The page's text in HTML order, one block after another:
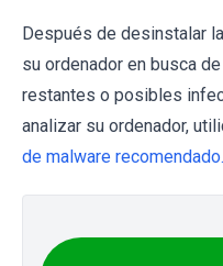
Después de desinstalar
su ordenador en busca
restantes o posibles
analizar su ordenador,
de malware recomendado.